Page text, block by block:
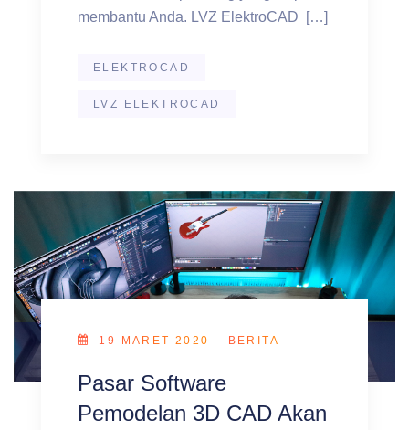
membantu Anda. LVZ ElektroCAD […]
ELEKTROCAD
LVZ ELEKTROCAD
19 MARET 2020 BERITA
Pasar Software
Pemodelan 3D CAD Akan